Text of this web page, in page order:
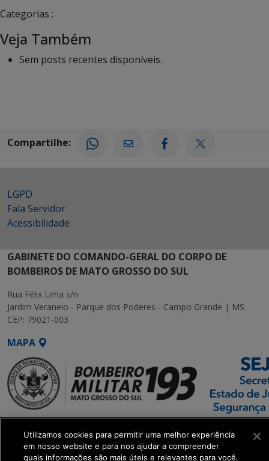
Categorias :
Veja Também
Sem posts recentes disponíveis.
Compartilhe:
LGPD
Fala Servidor
Acessibilidade
GABINETE DO COMANDO-GERAL DO CORPO DE
BOMBEIROS DE MATO GROSSO DO SUL
Rua Félix Lima s/n
Jardim Veraneio - Parque dos Poderes - Campo Grande | MS
CEP: 79021-003
MAPA
SETDIG | Secretaria-
Executiva de
Transformação Digital
Utilizamos cookies para permitir uma melhor experiência
em nosso website e para nos ajudar a compreender
quais informações são mais úteis e relevantes para você.